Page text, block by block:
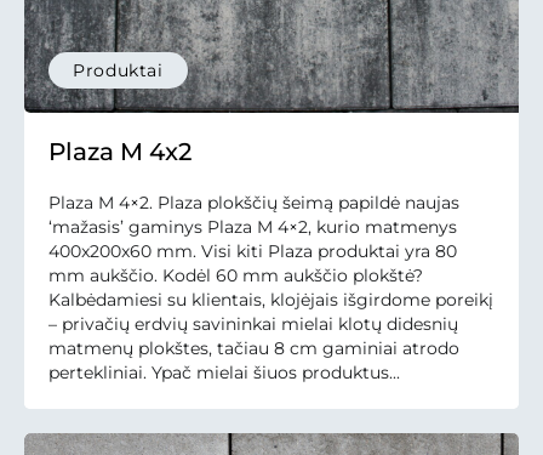
Produktai
Plaza M 4x2
Plaza M 4×2. Plaza plokščių šeimą papildė naujas
‘mažasis’ gaminys Plaza M 4×2, kurio matmenys
400x200x60 mm. Visi kiti Plaza produktai yra 80
mm aukščio. Kodėl 60 mm aukščio plokštė?
Kalbėdamiesi su klientais, klojėjais išgirdome poreikį
– privačių erdvių savininkai mielai klotų didesnių
matmenų plokštes, tačiau 8 cm gaminiai atrodo
pertekliniai. Ypač mielai šiuos produktus...